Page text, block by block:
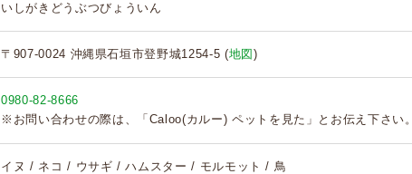
いしがきどうぶつびょういん
〒907-0024 沖縄県石垣市登野城1254-5 (地図 )
0980-82-8666
※お問い合わせの際は、「Caloo(カルー) ペットを見た」とお伝え下さい。
イヌ / ネコ / ウサギ / ハムスター / モルモット / 鳥